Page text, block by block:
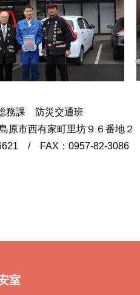
務課 防災交通班
原市西有家町里坊９６番地２
6621 / FAX：0957-82-
室